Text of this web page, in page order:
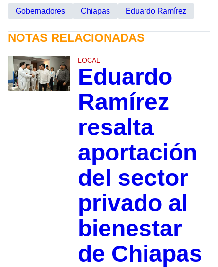
Gobernadores Chiapas Eduardo Ramírez
NOTAS RELACIONADAS
LOCAL
Eduardo
Ramírez
resalta
aportación
del sector
privado al
bienestar
de Chiapas